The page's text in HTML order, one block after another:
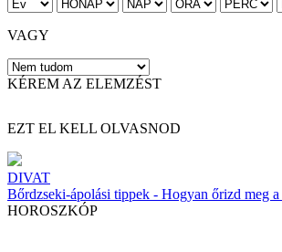
VAGY
KÉREM AZ ELEMZÉST
EZT EL KELL OLVASNOD
DIVAT
Bőrdzseki-ápolási tippek - Hogyan őrizd meg a
HOROSZKÓP